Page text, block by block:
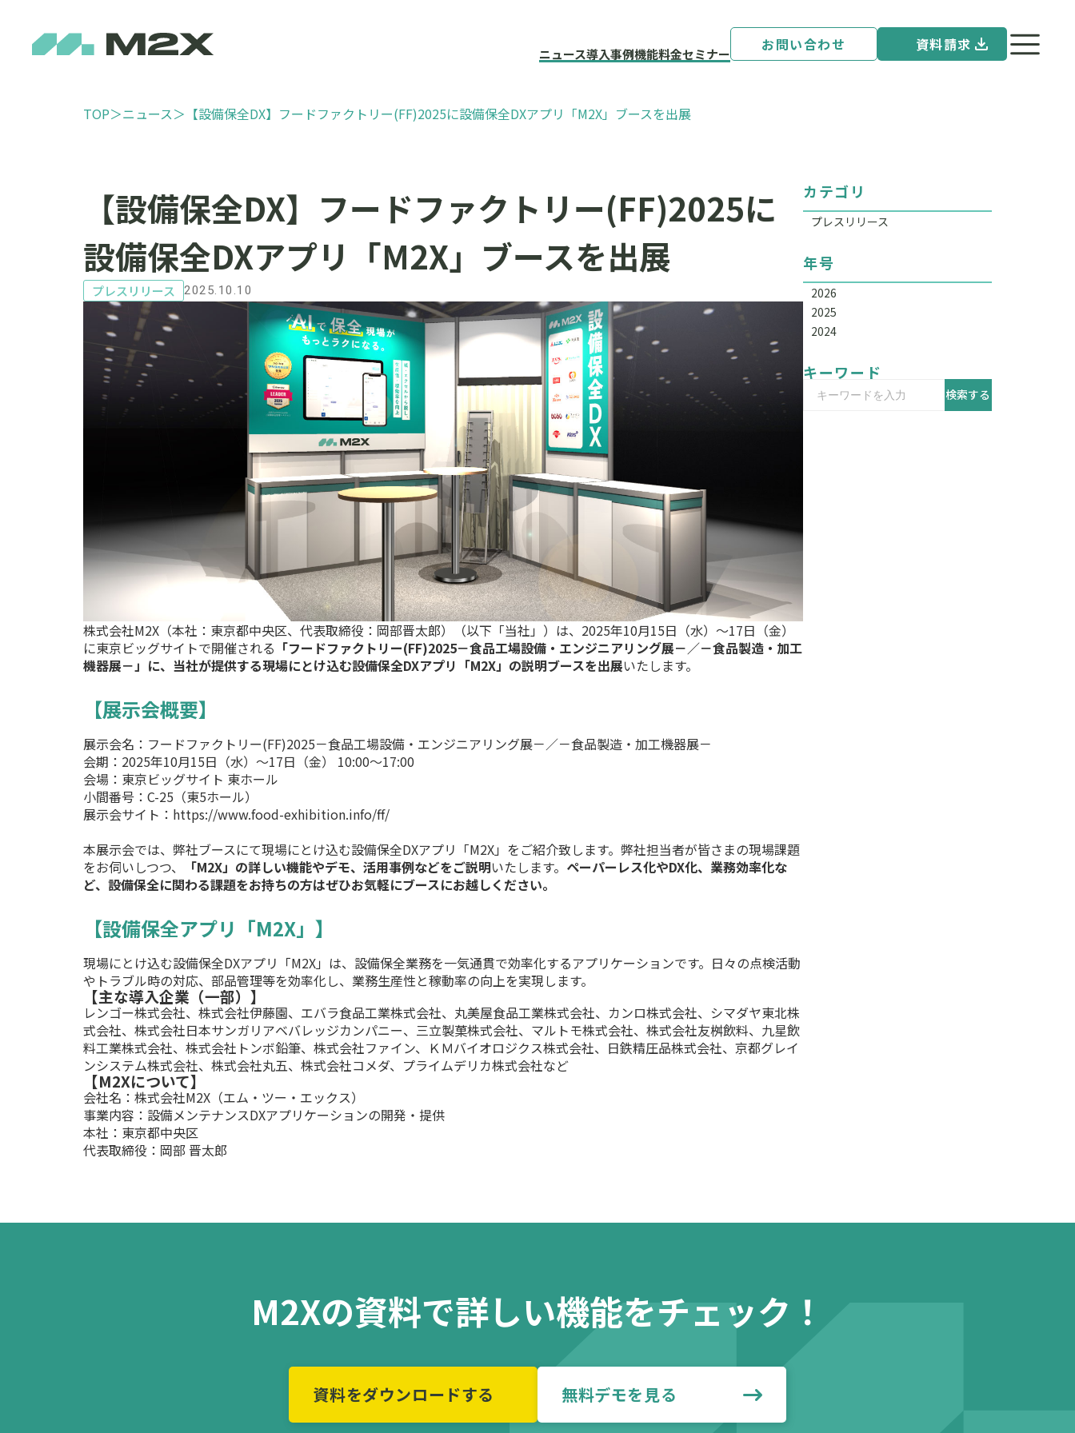
ニュース導入事例機能料金セミナー お問い合わせ 資料請求
TOP＞ニュース＞ 【設備保全DX】フードファクトリー(FF)2025に設備保全DXアプリ「M2X」ブースを出展
【設備保全DX】フードファクトリー(FF)2025に
設備保全DXアプリ「M2X」ブースを出展
プレスリリース 2025.10.10
株式会社M2X（本社：東京都中央区、代表取締役：岡部晋太郎）（以下「当社」）は、2025年10月15日（水）～17日（金）
に東京ビッグサイトで開催される 「フードファクトリー(FF)2025－食品工場設備・エンジニアリング展－／－食品製造・加工
機器展－」に、当社が提供する現場にとけ込む設備保全DXアプリ「M2X」の説明ブースを出展いたします。
【展示会概要】
展示会名：フードファクトリー(FF)2025－食品工場設備・エンジニアリング展－／－食品製造・加工機器展－
会期：2025年10月15日（水）～17日（金） 10:00～17:00
会場：東京ビッグサイト 東ホール
小間番号：C-25（東5ホール）
展示会サイト： https://www.food-exhibition.info/ff/
本展示会では、弊社ブースにて現場にとけ込む設備保全DXアプリ「M2X」をご紹介致します。弊社担当者が皆さまの現場課題
をお伺いしつつ、
「M2X」の詳しい機能やデモ、活用事例などをご説明いたします。 ペーパーレス化やDX化、業務効率化な
ど、設備保全に関わる課題をお持ちの方はぜひお気軽にブースにお越しください。
【設備保全アプリ「M2X」】
現場にとけ込む設備保全DXアプリ「M2X」は、設備保全業務を一気通貫で効率化するアプリケーションです。日々の点検活動
やトラブル時の対応、部品管理等を効率化し、業務生産性と稼動率の向上を実現します。
【主な導入企業（一部）】
レンゴー株式会社、株式会社伊藤園、エバラ食品工業株式会社、丸美屋食品工業株式会社、カンロ株式会社、シマダヤ東北株
式会社、株式会社日本サンガリアベバレッジカンパニー、三立製菓株式会社、マルトモ株式会社、株式会社友桝飲料、九星飲
料工業株式会社、株式会社トンボ鉛筆、株式会社ファイン、ＫＭバイオロジクス株式会社、日鉄精圧品株式会社、京都グレイ
ンシステム株式会社、株式会社丸五、株式会社コメダ、プライムデリカ株式会社など
【M2Xについて】
会社名：株式会社M2X（エム・ツー・エックス）
事業内容：設備メンテナンスDXアプリケーションの開発・提供
本社：東京都中央区
代表取締役：岡部 晋太郎
カテゴリ
プレスリリース
年号
2026
2025
2024
キーワード
検索する
M2Xの資料で詳しい機能をチェック！
資料をダウンロードする 無料デモを見る